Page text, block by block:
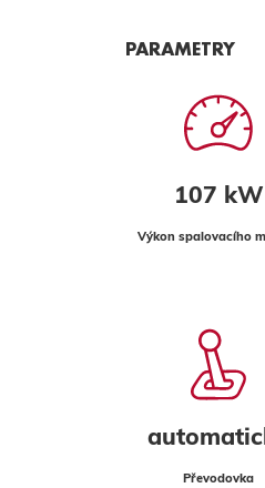
PARAMETRY
107 kW
Výkon spalovacího
Převodovka